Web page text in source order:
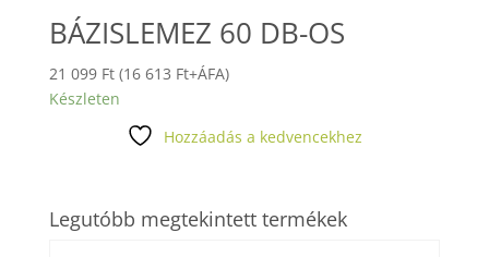
BÁZISLEMEZ 60 DB-OS
21 099 Ft (16 613 Ft+ÁFA)
Készleten
Hozzáadás a kedvencekhez
Legutóbb megtekintett termékek